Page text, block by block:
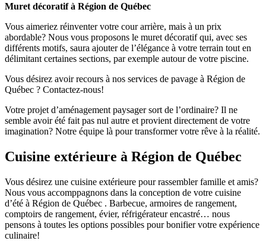
Muret décoratif à Région de Québec
Vous aimeriez réinventer votre cour arrière, mais à un prix
abordable? Nous vous proposons le muret décoratif qui, avec ses
différents motifs, saura ajouter de l’élégance à votre terrain tout en
délimitant certaines sections, par exemple autour de votre piscine.
Vous désirez avoir recours à nos services de pavage à Région de
Québec ? Contactez-nous!
Votre projet d’aménagement paysager sort de l’ordinaire? Il ne
semble avoir été fait pas nul autre et provient directement de votre
imagination? Notre équipe là pour transformer votre rêve à la réalité.
Cuisine extérieure à Région de Québec
Vous désirez une cuisine extérieure pour rassembler famille et amis?
Nous vous accomppagnons dans la conception de votre cuisine
d’été à Région de Québec . Barbecue, armoires de rangement,
comptoirs de rangement, évier, réfrigérateur encastré… nous
pensons à toutes les options possibles pour bonifier votre expérience
culinaire!